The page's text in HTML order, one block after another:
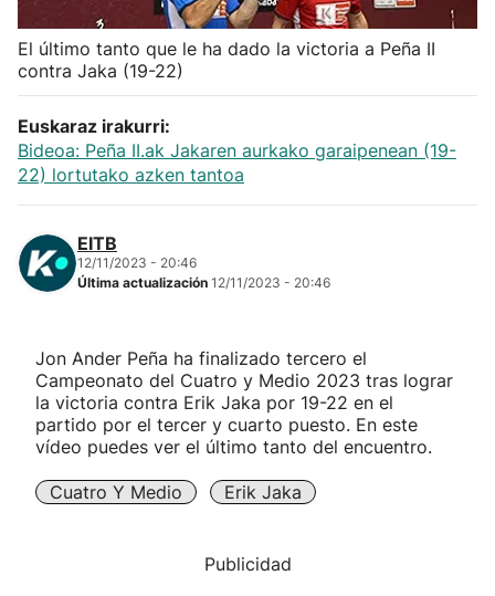
Balonmano
Kirolak 360
Atletismo
Carreras de montaña
Más deportes
El último tanto que le ha dado la victoria a Peña II
contra Jaka (19-22)
Euskaraz irakurri:
Bideoa: Peña II.ak Jakaren aurkako garaipenean (19-
22) lortutako azken tantoa
EITB
12/11/2023 - 20:46
Última actualización 12/11/2023 - 20:46
Jon Ander Peña ha finalizado tercero el
Campeonato del Cuatro y Medio 2023 tras lograr
la victoria contra Erik Jaka por 19-22 en el
partido por el tercer y cuarto puesto. En este
vídeo puedes ver el último tanto del encuentro.
Cuatro Y Medio Erik Jaka
Publicidad